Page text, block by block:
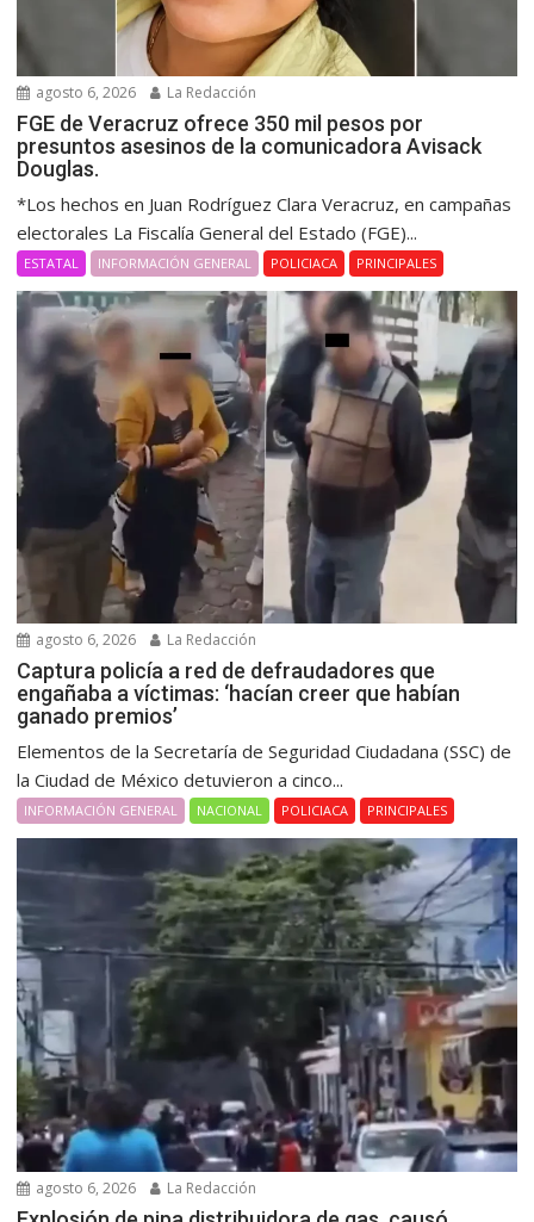
agosto 6, 2026 La Redacción
FGE de Veracruz ofrece 350 mil pesos por
presuntos asesinos de la comunicadora Avisack
Douglas.
*Los hechos en Juan Rodríguez Clara Veracruz, en campañas
electorales La Fiscalía General del Estado (FGE)...
ESTATAL INFORMACIÓN GENERAL POLICIACA PRINCIPALES
agosto 6, 2026 La Redacción
Captura policía a red de defraudadores que
engañaba a víctimas: ‘hacían creer que habían
ganado premios’
Elementos de la Secretaría de Seguridad Ciudadana (SSC) de
la Ciudad de México detuvieron a cinco...
INFORMACIÓN GENERAL NACIONAL POLICIACA PRINCIPALES
agosto 6, 2026 La Redacción